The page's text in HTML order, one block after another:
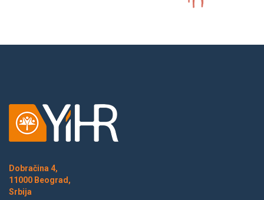
Dobračina 4,
11000 Beograd,
Srbija